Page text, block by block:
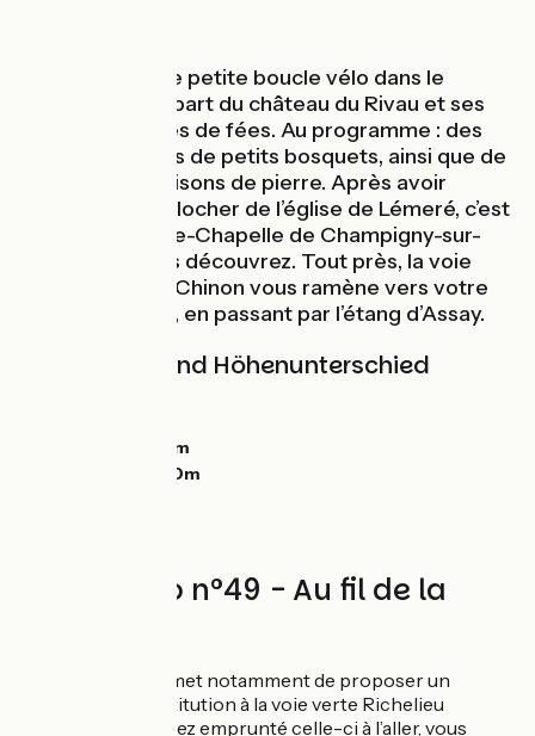
En voici une jolie petite boucle vélo dans le
Richelais, au départ du château du Rivau et ses
jardins de contes de fées. Au programme : des
champs jalonnés de petits bosquets, ainsi que de
charmantes maisons de pierre. Après avoir
pédalé vers le clocher de l’église de Lémeré, c’est
celui de la Sainte-Chapelle de Champigny-sur-
Veude que vous découvrez. Tout près, la voie
verte Richelieu Chinon vous ramène vers votre
point de départ, en passant par l’étang d’Assay.
Steigungen und Höhenunterschied
0m
0m
Circuit vélo n°49 - Au fil de la
Cette boucle permet notamment de proposer un
itinéraire de substitution à la voie verte Richelieu
Chinon. Si vous avez emprunté celle-ci à l’aller, vous